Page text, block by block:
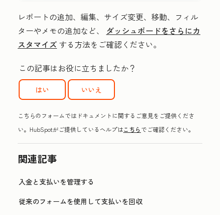
レポートの追加、編集、サイズ変更、移動、フィル
ターやメモの追加など、 ダッシュボードをさらにカ
スタマイズ する方法をご確認ください。
この記事はお役に立ちましたか？
はい いいえ
こちらのフォームではドキュメントに関するご意見をご提供くださ
い。HubSpotがご提供しているヘルプはこちらでご確認ください。
関連記事
入金と支払いを管理する
従来のフォームを使用して支払いを回収